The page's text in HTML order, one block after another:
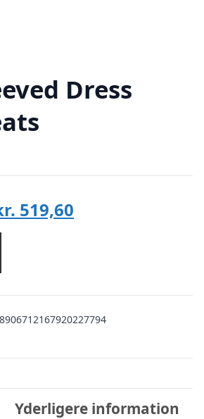
Dress
1.299,00.
519,60
kr. 519,60.
8906712167920227794
Yderligere information